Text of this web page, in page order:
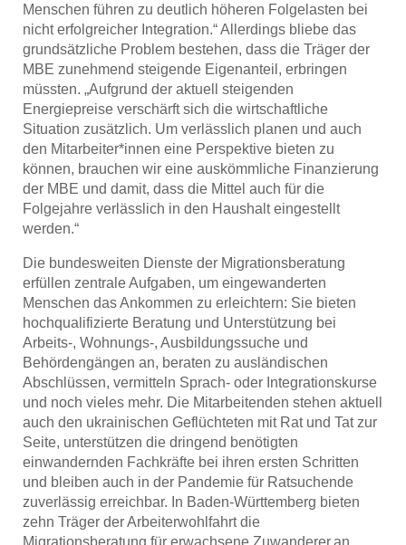
Menschen führen zu deutlich höheren Folgelasten bei
nicht erfolgreicher Integration.“ Allerdings bliebe das
grundsätzliche Problem bestehen, dass die Träger der
MBE zunehmend steigende Eigenanteil, erbringen
müssten. „Aufgrund der aktuell steigenden
Energiepreise verschärft sich die wirtschaftliche
Situation zusätzlich. Um verlässlich planen und auch
den Mitarbeiter*innen eine Perspektive bieten zu
können, brauchen wir eine auskömmliche Finanzierung
der MBE und damit, dass die Mittel auch für die
Folgejahre verlässlich in den Haushalt eingestellt
werden.“
Die bundesweiten Dienste der Migrationsberatung
erfüllen zentrale Aufgaben, um eingewanderten
Menschen das Ankommen zu erleichtern: Sie bieten
hochqualifizierte Beratung und Unterstützung bei
Arbeits-, Wohnungs-, Ausbildungssuche und
Behördengängen an, beraten zu ausländischen
Abschlüssen, vermitteln Sprach- oder Integrationskurse
und noch vieles mehr. Die Mitarbeitenden stehen aktuell
auch den ukrainischen Geflüchteten mit Rat und Tat zur
Seite, unterstützen die dringend benötigten
einwandernden Fachkräfte bei ihren ersten Schritten
und bleiben auch in der Pandemie für Ratsuchende
zuverlässig erreichbar. In Baden-Württemberg bieten
zehn Träger der Arbeiterwohlfahrt die
Migrationsberatung für erwachsene Zuwanderer an.